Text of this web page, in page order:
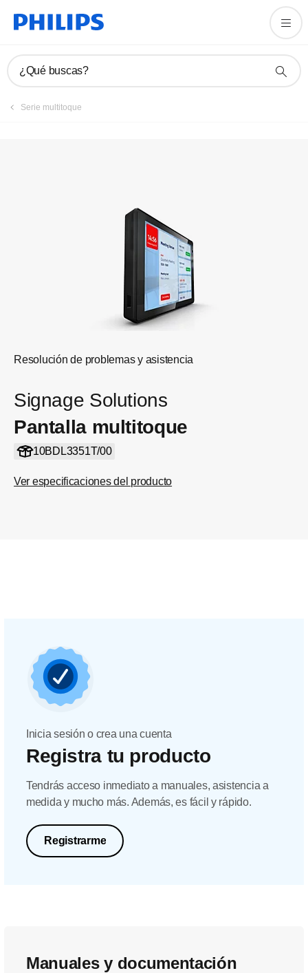
¿Qué buscas?
Serie multitoque
Resolución de problemas y asistencia
Signage Solutions
Pantalla multitoque
10BDL3351T/00
Ver especificaciones del producto
Registrar producto
Inicia sesión o crea una cuenta
Registra tu producto
Tendrás acceso inmediato a manuales, asistencia a
medida y mucho más. Además, es fácil y rápido.
Registrarme
Manuales y documentación